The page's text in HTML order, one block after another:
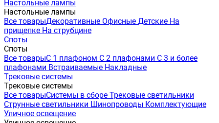
Настольные лампы
Настольные лампы
Все товарыДекоративные Офисные Детские На
прищепке На струбцине
Споты
Споты
Все товарыС 1 плафоном С 2 плафонами С 3 и более
плафонами Встраиваемые Накладные
Трековые системы
Трековые системы
Все товарыСистемы в сборе Трековые светильники
Струнные светильники Шинопроводы Комплектующие
Уличное освещение